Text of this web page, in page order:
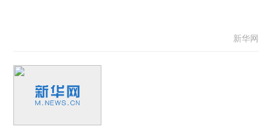
新华网